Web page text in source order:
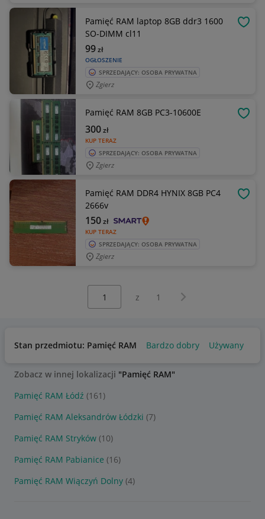
Pamięć RAM laptop 8GB ddr3 1600
SO-DIMM cl11
OGŁOSZENIE
99zł
SPRZEDAJĄCY: OSOBA PRYWATNA
Zgierz
Pamięć RAM 8GB PC3-10600E
KUP TERAZ
300zł
SPRZEDAJĄCY: OSOBA PRYWATNA
Zgierz
Pamięć RAM DDR4 HYNIX 8GB PC4
2666v
KUP TERAZ
150zł
SPRZEDAJĄCY: OSOBA PRYWATNA
Zgierz
z 1 Następna strona
Stan przedmiotu: Pamięć RAM Bardzo dobry Używany
Zobacz w innej lokalizacji "Pamięć RAM"
Pamięć RAM Łódź (161)
Pamięć RAM Aleksandrów Łódzki (7)
Pamięć RAM Stryków (10)
Pamięć RAM Pabianice (16)
Pamięć RAM Wiączyń Dolny (4)